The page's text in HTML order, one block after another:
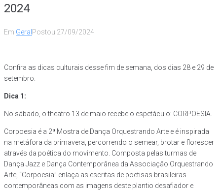
2024
Em Geral Postou 27/09/2024
Confira as dicas culturais desse fim de semana, dos dias 28 e 29 de
setembro.
Dica 1:
No sábado, o theatro 13 de maio recebe o espetáculo: CORPOESIA.
Corpoesia é a 2ª Mostra de Dança Orquestrando Arte e é inspirada
na metáfora da primavera, percorrendo o semear, brotar e florescer
através da poética do movimento. Composta pelas turmas de
Dança Jazz e Dança Contemporânea da Associação Orquestrando
Arte, “Corpoesia” enlaça as escritas de poetisas brasileiras
contemporâneas com as imagens deste plantio desafiador e